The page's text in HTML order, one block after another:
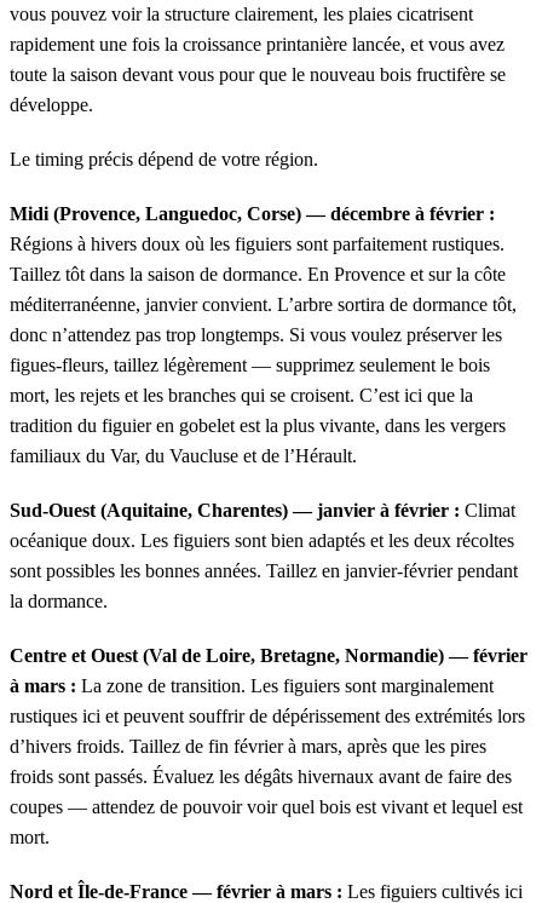
vous pouvez voir la structure clairement, les plaies cicatrisent
rapidement une fois la croissance printanière lancée, et vous avez
toute la saison devant vous pour que le nouveau bois fructifère se
développe.
Le timing précis dépend de votre région.
Midi (Provence, Languedoc, Corse) — décembre à février :
Régions à hivers doux où les figuiers sont parfaitement rustiques.
Taillez tôt dans la saison de dormance. En Provence et sur la côte
méditerranéenne, janvier convient. L’arbre sortira de dormance tôt,
donc n’attendez pas trop longtemps. Si vous voulez préserver les
figues-fleurs, taillez légèrement — supprimez seulement le bois
mort, les rejets et les branches qui se croisent. C’est ici que la
tradition du figuier en gobelet est la plus vivante, dans les vergers
familiaux du Var, du Vaucluse et de l’Hérault.
Sud-Ouest (Aquitaine, Charentes) — janvier à février : Climat
océanique doux. Les figuiers sont bien adaptés et les deux récoltes
sont possibles les bonnes années. Taillez en janvier-février pendant
la dormance.
Centre et Ouest (Val de Loire, Bretagne, Normandie) — février
à mars : La zone de transition. Les figuiers sont marginalement
rustiques ici et peuvent souffrir de dépérissement des extrémités lors
d’hivers froids. Taillez de fin février à mars, après que les pires
froids sont passés. Évaluez les dégâts hivernaux avant de faire des
coupes — attendez de pouvoir voir quel bois est vivant et lequel est
mort.
Nord et Île-de-France — février à mars : Les figuiers cultivés ici